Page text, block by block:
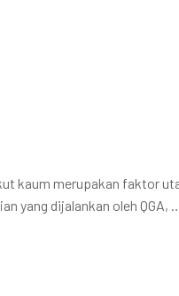
kaum merupakan faktor
yang dijalankan oleh QGA,